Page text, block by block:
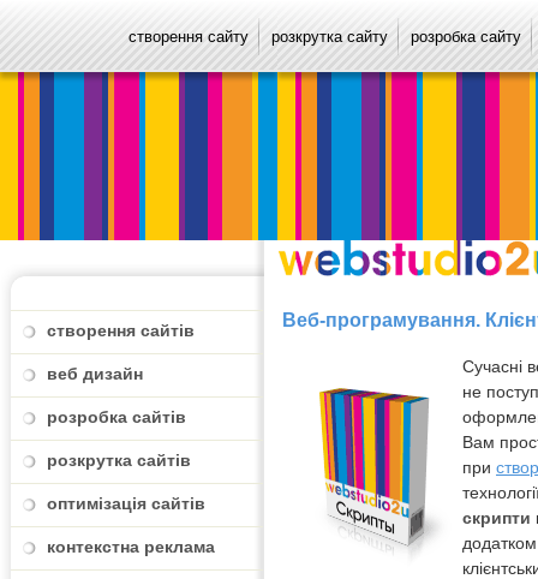
створення сайту розкрутка сайту розробка сайту
створення сайтів
веб дизайн
розробка сайтів
розкрутка сайтів
оптимізація сайтів
контекстна реклама
Веб-програмування.
Сучасні
не
Вам
при
скрипти